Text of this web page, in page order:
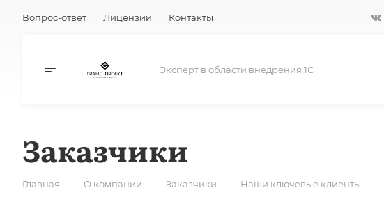
Вопрос-ответ Лицензии Контакты
Эксперт в области внедрения 1С
Заказчики
Главная — О компании — Заказчики — Наши ключевые клиенты —